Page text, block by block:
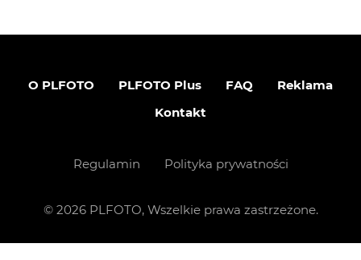
O PLFOTO PLFOTO Plus FAQ
Reklama
Kontakt
Regulamin Polityka prywatności
© 2026PLFOTO, Wszelkie prawa zastrzeżone.